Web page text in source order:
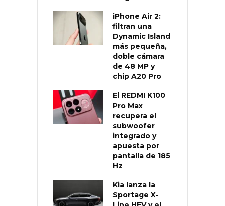
iPhone Air 2:
filtran una
Dynamic Island
más pequeña,
doble cámara
de 48 MP y
chip A20 Pro
El REDMI K100
Pro Max
recupera el
subwoofer
integrado y
apuesta por
pantalla de 185
Hz
Kia lanza la
Sportage X-